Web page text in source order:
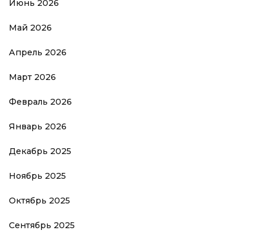
Июнь 2026
Май 2026
Апрель 2026
Март 2026
Февраль 2026
Январь 2026
Декабрь 2025
Ноябрь 2025
Октябрь 2025
Сентябрь 2025